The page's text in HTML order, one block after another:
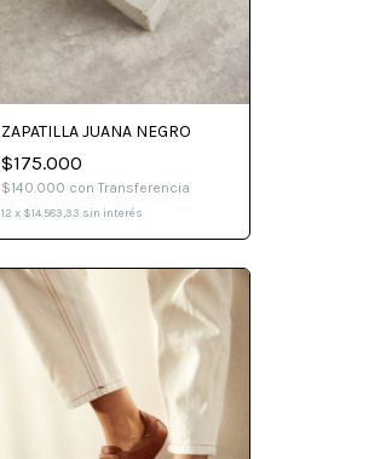
ZAPATILLA JUANA NEGRO
$175.000
$140.000 con Transferencia
12 x $14.583,33 sin interés